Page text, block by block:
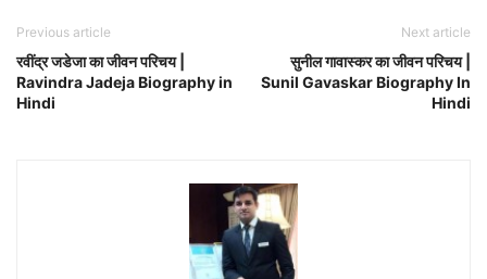
Previous article
रवींद्र जडेजा का जीवन परिचय |
Ravindra Jadeja Biography in
Hindi
Next article
सुनील गावास्कर का जीवन परिचय |
Sunil Gavaskar Biography In
Hindi